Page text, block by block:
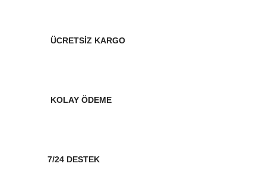
ÜCRETSİZ KARGO
KOLAY ÖDEME
7/24 DESTEK